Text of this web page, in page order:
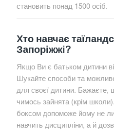
становить понад 1500 осіб.
Хто навчає
Запоріжжі?
Якщо Ви є батьком дитини
Шукайте способи та
для своєї дитини.
чимось зайнята (крім
боксом допоможе йому не
навчить дисципліни, а й